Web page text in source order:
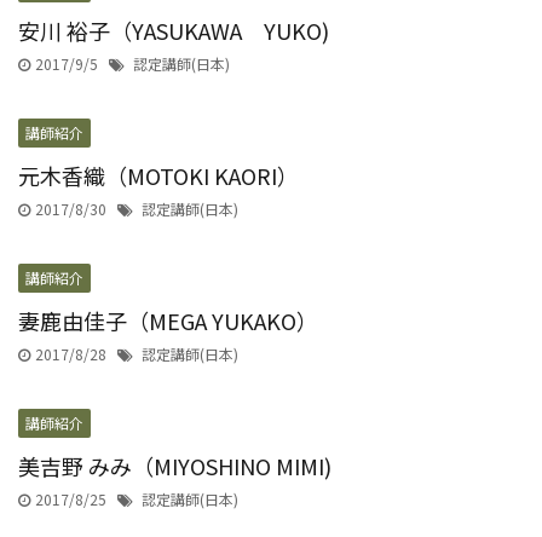
安川 裕子（YASUKAWA YUKO)
2017/9/5 認定講師(日本)
講師紹介
元木香織（MOTOKI KAORI）
2017/8/30 認定講師(日本)
講師紹介
妻鹿由佳子（MEGA YUKAKO）
2017/8/28 認定講師(日本)
講師紹介
美吉野 みみ（MIYOSHINO MIMI)
2017/8/25 認定講師(日本)